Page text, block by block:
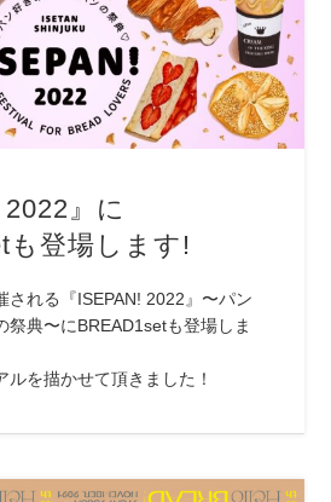
2022』に
も登場します!
される『ISEPAN! 2022』〜パン
祭典〜にBREAD1setも登場しま
ルを描かせて頂きました！